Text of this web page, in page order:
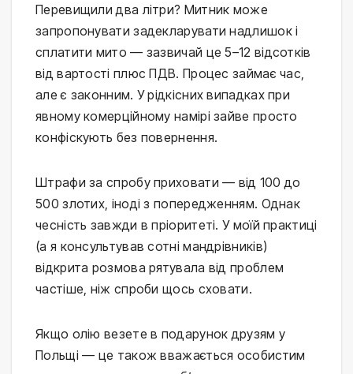
Перевищили два літри? Митник може
запропонувати задекларувати надлишок і
сплатити мито — зазвичай це 5–12 відсотків
від вартості плюс ПДВ. Процес займає час,
але є законним. У рідкісних випадках при
явному комерційному намірі зайве просто
конфіскують без повернення.
Штрафи за спробу приховати — від 100 до
500 злотих, іноді з попередженням. Однак
чесність завжди в пріоритеті. У моїй практиці
(а я консультував сотні мандрівників)
відкрита розмова рятувала від проблем
частіше, ніж спроби щось сховати.
Якщо олію везете в подарунок друзям у
Польщі — це також вважається особистим